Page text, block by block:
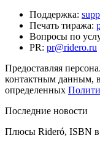
Поддержка:
Печать тиража:
Вопросы по
PR: pr@ridero.ru
Предоставляя
контактным данным,
определенных
Последние новости
Плюсы Rideró, ISBN в